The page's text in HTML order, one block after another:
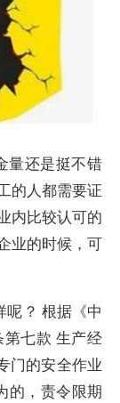
量还是挺不错
的人都需要证
内比较认可的
业的时候，可
呢？ 根据《中
七款 生产经
门的安全作业
的，责令限期